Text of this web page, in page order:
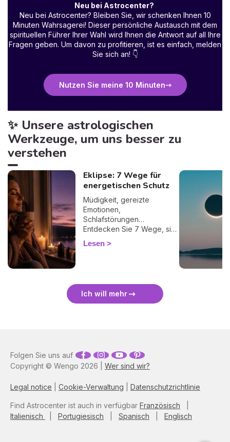
Neu bei Astrocenter?
Neu bei Astrocenter? Bleiben Sie, wir schenken Ihnen 10
Minuten Wahrsagerei! Dieser persönliche Austausch mit dem
spirituellen Führer Ihrer Wahl wird Ihnen die Antwort auf all Ihre
Fragen geben. Um davon zu profitieren, ist es einfach, melden
Sie sich an! 👇
Nutzen Sie meine 10 Minuten
✨ Unsere astrologischen
Werkzeuge, um uns besser zu
verstehen
Eklipse: 7 Wege für
energetischen Schutz
Müdigkeit, gereizte
Emotionen,
Schlafstörungen…
Entdecken Sie 7 Wege, sich
bei einer Finsternis
energetisch zu schützen
Lesen
Ich will mehr
Copyright © Wengo 2026 | Wer sind wir?
Legal notice Cookie-Verwaltung Datenschutzrichtlinie
Folgen Sie uns auf
Find Astrocenter ist auch in verfügbar Französisch
Italienisch
Portugiesisch Spanisch Englisch